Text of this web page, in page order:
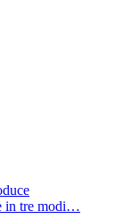
in tre modi…